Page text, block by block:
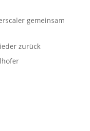
gemeinsam
zurück